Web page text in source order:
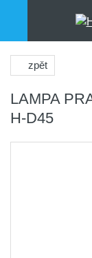
zpět
LAMPA
H-D45